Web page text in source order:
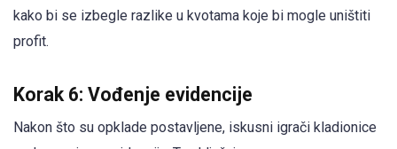
kako bi se izbegle razlike u kvotama koje bi mogle uništiti
profit.
Korak 6: Vođenje evidencije
Nakon što su opklade postavljene, iskusni igrači kladionice